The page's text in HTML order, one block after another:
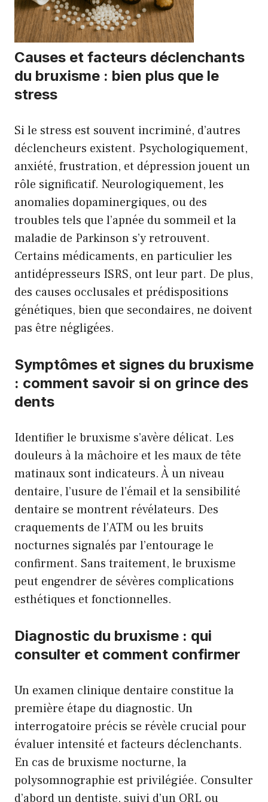
Causes et facteurs déclenchants
du bruxisme : bien plus que le
stress
Si le stress est souvent incriminé, d’autres
déclencheurs existent. Psychologiquement,
anxiété, frustration, et dépression jouent un
rôle significatif. Neurologiquement, les
anomalies dopaminergiques, ou des
troubles tels que l’apnée du sommeil et la
maladie de Parkinson s’y retrouvent.
Certains médicaments, en particulier les
antidépresseurs ISRS, ont leur part. De plus,
des causes occlusales et prédispositions
génétiques, bien que secondaires, ne doivent
pas être négligées.
Symptômes et signes du bruxisme
: comment savoir si on grince des
dents
Identifier le bruxisme s’avère délicat. Les
douleurs à la mâchoire et les maux de tête
matinaux sont indicateurs. À un niveau
dentaire, l’usure de l’émail et la sensibilité
dentaire se montrent révélateurs. Des
craquements de l’ATM ou les bruits
nocturnes signalés par l’entourage le
confirment. Sans traitement, le bruxisme
peut engendrer de sévères complications
esthétiques et fonctionnelles.
Diagnostic du bruxisme : qui
consulter et comment confirmer
Un examen clinique dentaire constitue la
première étape du diagnostic. Un
interrogatoire précis se révèle crucial pour
évaluer intensité et facteurs déclenchants.
En cas de bruxisme nocturne, la
polysomnographie est privilégiée. Consulter
d’abord un dentiste, suivi d’un ORL ou